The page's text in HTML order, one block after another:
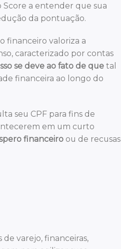
a entender que sua
da pontuação.
financeiro valoriza a
caracterizado por contas
se deve ao fato de que tal
financeira ao longo do
seu CPF para fins de
em um curto
financeiro ou de recusas
varejo, financeiras,